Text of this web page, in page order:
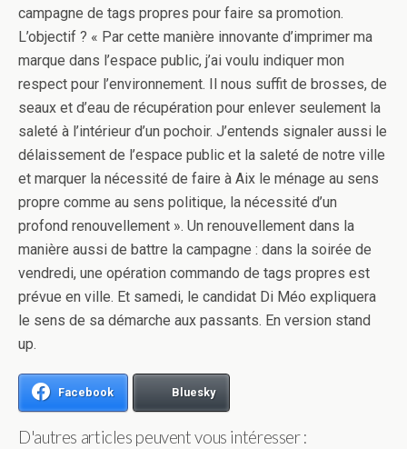
campagne de tags propres pour faire sa promotion.
L’objectif ? « Par cette manière innovante d’imprimer ma
marque dans l’espace public, j’ai voulu indiquer mon
respect pour l’environnement. Il nous suffit de brosses, de
seaux et d’eau de récupération pour enlever seulement la
saleté à l’intérieur d’un pochoir. J’entends signaler aussi le
délaissement de l’espace public et la saleté de notre ville
et marquer la nécessité de faire à Aix le ménage au sens
propre comme au sens politique, la nécessité d’un
profond renouvellement ». Un renouvellement dans la
manière aussi de battre la campagne : dans la soirée de
vendredi, une opération commando de tags propres est
prévue en ville. Et samedi, le candidat Di Méo expliquera
le sens de sa démarche aux passants. En version stand
up.
Facebook Bluesky
D'autres articles peuvent vous intéresser :